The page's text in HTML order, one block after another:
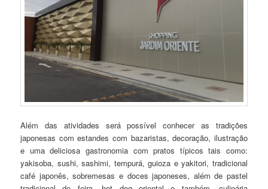
Além das atividades será possível conhecer as tradições
japonesas com estandes com bazaristas, decoração, ilustração
e uma deliciosa gastronomia com pratos típicos tais como:
yakisoba, sushi, sashimi, tempurá, guioza e yakitori, tradicional
café japonês, sobremesas e doces japoneses, além de pastel